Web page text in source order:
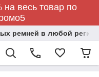
на весь товар по
ремней в любой регион